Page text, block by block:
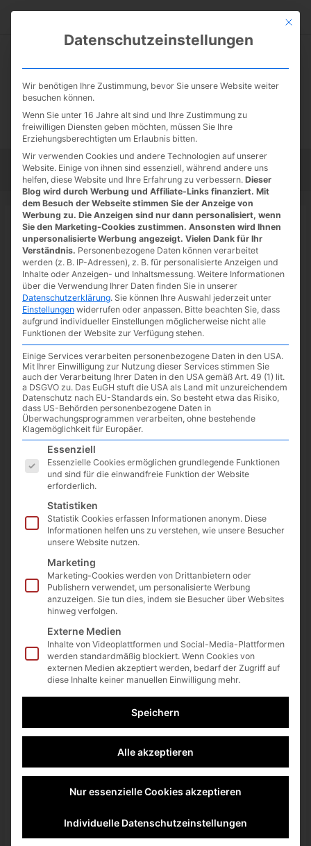
Startseite Tipps Tutorials Tests
Startseite»News
Disney+: Trailer zu PINOCCHIO mit
Tom Hanks und Starttermin
31.05.2022/ VonSpoonie/1 Kommentar / 1 minute of reading
Disney hat einen ersten Teaser-Trailer zum neuenPINOCCHIO
mit Tom Hanks veröffentlicht. Der Film startet passend zum
Disney+ Day ab dem08.09.2022.
Sie sehen gerade einen Platzhalterinhalt
vonYouTube. Um auf den eigentlichen
Inhalt zuzugreifen, klicken Sie auf die
Schaltfläche unten. Bitte beachten Sie,
dass dabei Daten an Drittanbieter
weitergegeben werden.
Mehr Informationen
Inhalt entsperren
Erforderlichen Service
akzeptieren und Inhalte
entsperren
Mit
Datenschutzeinstellungen
Wir benötigen Ihre Zustimmung, bevor Sie unsere Website weiter
besuchen können.
Wenn Sie unter 16 Jahre alt sind und Ihre Zustimmung zu
freiwilligen Diensten geben möchten, müssen Sie Ihre
Erziehungsberechtigten um Erlaubnis bitten.
Wir verwenden Cookies und andere Technologien auf unserer
Website. Einige von ihnen sind essenziell, während andere uns
helfen, diese Website und Ihre Erfahrung zu verbessern. Dieser
Blog wird durch Werbung und Affiliate-Links finanziert. Mit
dem Besuch der Webseite stimmen Sie der Anzeige von
Werbung zu. Die Anzeigen sind nur dann personalisiert, wenn
Sie den Marketing-Cookies zustimmen. Ansonsten wird Ihnen
unpersonalisierte Werbung angezeigt. Vielen Dank für Ihr
Verständnis. Personenbezogene Daten können verarbeitet
werden (z. B. IP-Adressen), z. B. für personalisierte Anzeigen und
Inhalte oder Anzeigen- und Inhaltsmessung. Weitere Informationen
über die Verwendung Ihrer Daten finden Sie in unserer
Datenschutzerklärung. Sie können Ihre Auswahl jederzeit unter
Einstellungen widerrufen oder anpassen. Bitte beachten Sie, dass
aufgrund individueller Einstellungen möglicherweise nicht alle
Funktionen der Website zur Verfügung stehen.
Einige Services verarbeiten personenbezogene Daten in den USA.
Mit Ihrer Einwilligung zur Nutzung dieser Services stimmen Sie
auch der Verarbeitung Ihrer Daten in den USA gemäß Art. 49 (1) lit.
a DSGVO zu. Das EuGH stuft die USA als Land mit unzureichendem
Datenschutz nach EU-Standards ein. So besteht etwa das Risiko,
dass US-Behörden personenbezogene Daten in
Überwachungsprogrammen verarbeiten, ohne bestehende
Klagemöglichkeit für Europäer.
Es folgt eine Liste der Service-Gruppen, für die eine
Essenziell
Essenzielle Cookies ermöglichen grundlegende Funktionen
und sind für die einwandfreie Funktion der Website
erforderlich.
Statistiken
Statistik Cookies erfassen Informationen anonym. Diese
Informationen helfen uns zu verstehen, wie unsere Besucher
unsere Website nutzen.
Marketing
Marketing-Cookies werden von Drittanbietern oder
Publishern verwendet, um personalisierte Werbung
anzuzeigen. Sie tun dies, indem sie Besucher über Websites
hinweg verfolgen.
Externe Medien
Inhalte von Videoplattformen und Social-Media-Plattformen
werden standardmäßig blockiert. Wenn Cookies von
externen Medien akzeptiert werden, bedarf der Zugriff auf
diese Inhalte keiner manuellen Einwilligung mehr.
Speichern
Alle akzeptieren
Nur essenzielle Cookies akzeptieren
Individuelle Datenschutzeinstellungen